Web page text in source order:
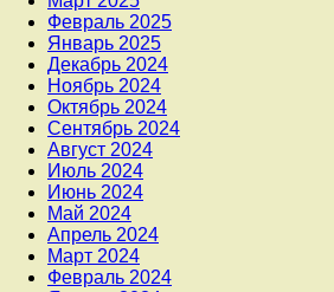
Февраль 2025
Январь 2025
Декабрь 2024
Ноябрь 2024
Октябрь 2024
Сентябрь 2024
Август 2024
Июль 2024
Июнь 2024
Май 2024
Апрель 2024
Март 2024
Февраль 2024